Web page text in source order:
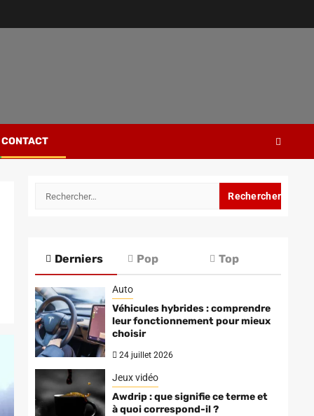
CONTACT
Rechercher :
Derniers Pop Top
Auto
Véhicules hybrides : comprendre
leur fonctionnement pour mieux
choisir
24 juillet 2026
Jeux vidéo
Awdrip : que signifie ce terme et
à quoi correspond-il ?